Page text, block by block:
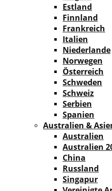
Estland
Finnland
Frankreich
Italien
Niederlande
Norwegen
Österreich
Schweden
Schweiz
Serbien
Spanien
Australien &
Australien
Australien
China
Russland
Singapur